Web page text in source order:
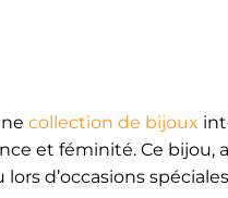
collection de bijoux
et féminité. Ce bijou,
d’occasions